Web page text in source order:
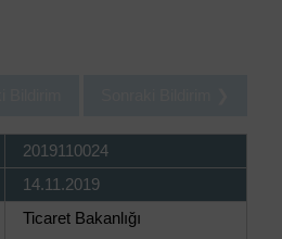
2019110024
14.11.2019
Ticaret Bakanlığı